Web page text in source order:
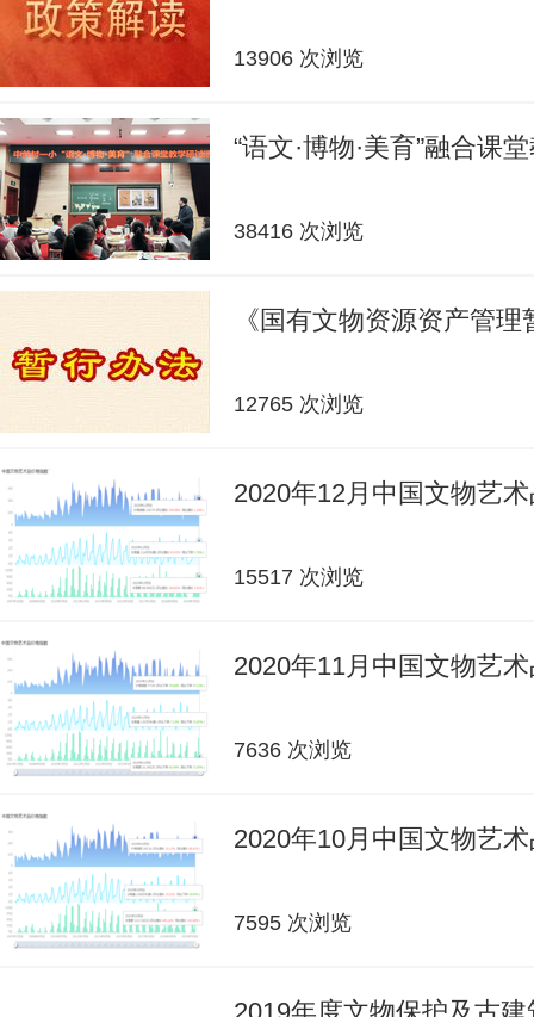
13906 次浏览
“语文·博物·美育”融合课
38416 次浏览
《国有文物资源资产管
12765 次浏览
2020年12月中国文物艺
15517 次浏览
2020年11月中国文物艺
7636 次浏览
2020年10月中国文物艺
7595 次浏览